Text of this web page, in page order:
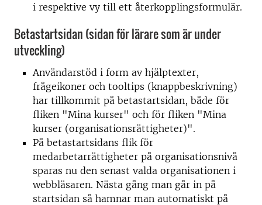
i respektive vy till ett återkopplingsformulär.
Betastartsidan (sidan för lärare som är under
utveckling)
Användarstöd i form av hjälptexter,
frågeikoner och tooltips (knappbeskrivning)
har tillkommit på betastartsidan, både för
fliken "Mina kurser" och för fliken "Mina
kurser (organisationsrättigheter)".
På betastartsidans flik för
medarbetarrättigheter på organisationsnivå
sparas nu den senast valda organisationen i
webbläsaren. Nästa gång man går in på
startsidan så hamnar man automatiskt på